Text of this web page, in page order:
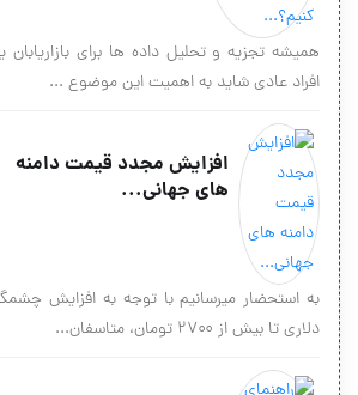
همیشه تجزیه و تحلیل داده ها برای
افراد عادی شاید به اهمیت این موضوع ...
افزايش مجدد قيمت دامنه
های جهانی...
به استحضار میرسانیم با توجه به افزایش
دلاری تا بیش از ۲۷۰۰ تومان، متاسفان...